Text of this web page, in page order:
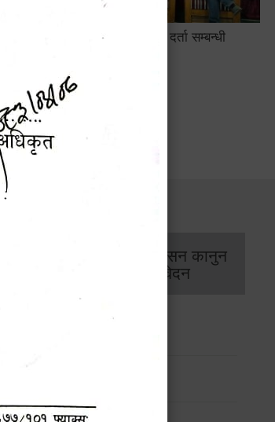
सामाजिक सुरक्षा तथा घटना दर्ता सम्बन्धी
आर्थिक प्रशासन कानुन
/ प्रतिवेदन